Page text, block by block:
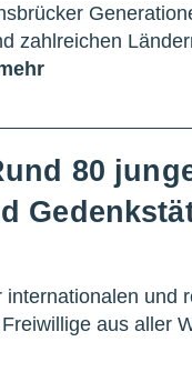
zahlreichen
80
internationalen und
aus aller